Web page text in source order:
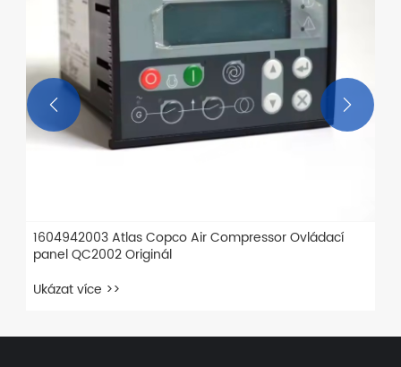
1604942003 Atlas Copco Air Compressor Ovládací
panel QC2002 Originál
Ukázat více >>
 